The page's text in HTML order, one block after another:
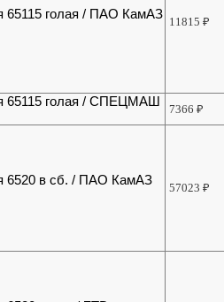
65115 голая / ПАО КамАЗ
11815₽
65115 голая / СПЕЦМАШ
7366₽
6520 в сб. / ПАО КамАЗ
57023₽